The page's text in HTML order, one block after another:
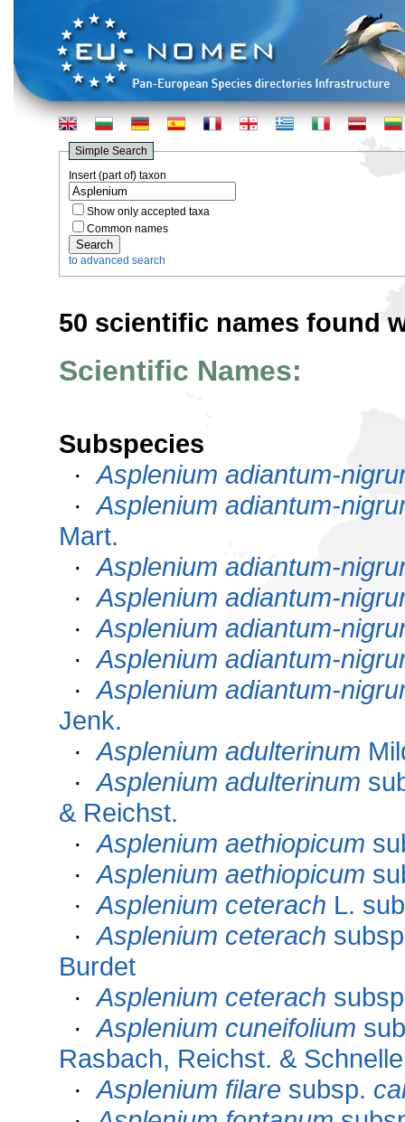
Simple Search
Insert (part of) taxon
Show only accepted taxa
Common names
to advanced search
50 scientific names found
Scientific Names:
Subspecies
· Asplenium adiantum-
· Asplenium adiantum-
Mart.
· Asplenium adiantum-
· Asplenium adiantum-
· Asplenium adiantum-
· Asplenium adiantum-
· Asplenium adiantum-
Jenk.
· Asplenium adulterinum
· Asplenium adulterinum
& Reichst.
· Asplenium aethiopicum
· Asplenium aethiopicum
· Asplenium ceterach L.
· Asplenium ceterach
Burdet
· Asplenium ceterach
· Asplenium cuneifolium
Rasbach, Reichst. &
· Asplenium filare subsp.